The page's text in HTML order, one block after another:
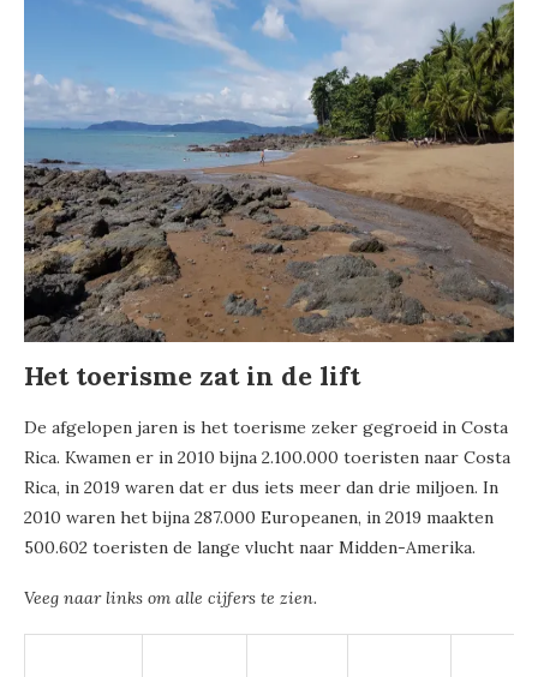
Het toerisme zat in de lift
De afgelopen jaren is het toerisme zeker gegroeid in Costa
Rica. Kwamen er in 2010 bijna 2.100.000 toeristen naar Costa
Rica, in 2019 waren dat er dus iets meer dan drie miljoen. In
2010 waren het bijna 287.000 Europeanen, in 2019 maakten
500.602 toeristen de lange vlucht naar Midden-Amerika.
Veeg naar links om alle cijfers te zien.